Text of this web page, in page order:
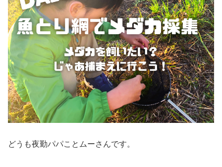
どうも夜勤パパことムーさんです。